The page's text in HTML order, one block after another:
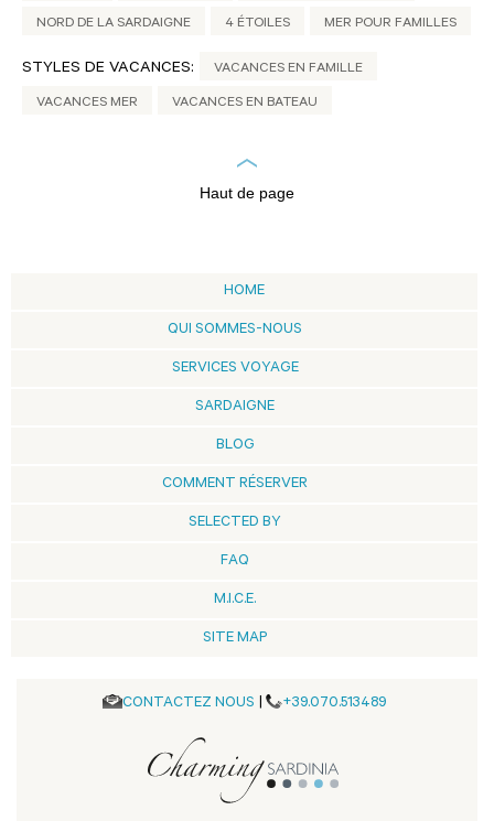
NORD DE LA SARDAIGNE 4 ÉTOILES MER POUR FAMILLES
STYLES DE VACANCES: VACANCES EN FAMILLE
VACANCES MER VACANCES EN BATEAU
Haut de page
HOME
QUI SOMMES-NOUS
SERVICES VOYAGE
SARDAIGNE
BLOG
COMMENT RÉSERVER
SELECTED BY
FAQ
M.I.C.E.
SITE MAP
CONTACTEZ NOUS | +39.070.513489